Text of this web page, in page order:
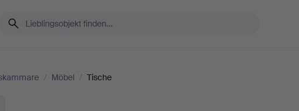
/ Möbel / Tische